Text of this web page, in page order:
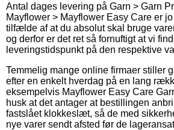
Antal dages levering på Garn > Garn
Mayflower > Mayflower Easy Care er
tilfælde af at du absolut skal bruge
og derfor er det ret så fornuftigt at vi
leveringstidspunkt på den respektive
Temmelig mange online firmaer stiller
efter en enkelt hverdag på en lang
eksempelvis Mayflower Easy Care
husk at det antager at bestillingen
fastslået klokkeslæt, så de med
nye varer sendt afsted før de